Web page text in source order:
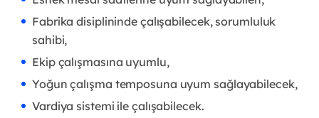
Fabrika disiplininde çalışabilecek, sorumluluk
sahibi,
Ekip çalışmasına uyumlu,
Yoğun çalışma temposuna uyum sağlayabilecek,
Vardiya sistemi ile çalışabilecek.